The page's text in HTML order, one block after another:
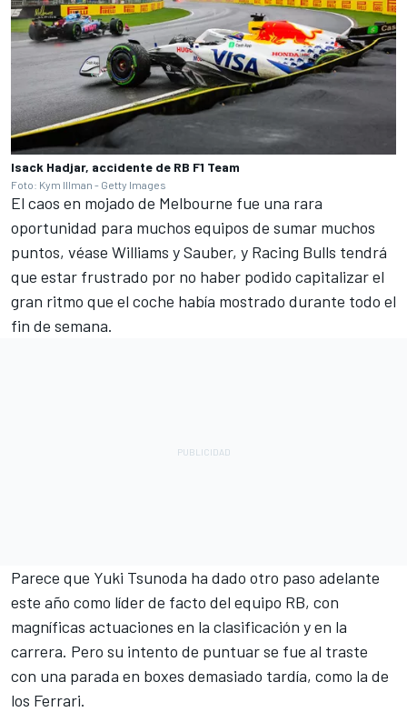
Isack Hadjar, accidente de RB F1 Team
Foto: Kym Illman - Getty Images
El caos en mojado de Melbourne fue una rara
oportunidad para muchos equipos de sumar muchos
puntos, véase Williams y Sauber, y Racing Bulls tendrá
que estar frustrado por no haber podido capitalizar el
gran ritmo que el coche había mostrado durante todo el
fin de semana.
Parece que Yuki Tsunoda ha dado otro paso adelante
este año como líder de facto del equipo RB, con
magníficas actuaciones en la clasificación y en la
carrera. Pero su intento de puntuar se fue al traste
con una parada en boxes demasiado tardía, como la de
los Ferrari.